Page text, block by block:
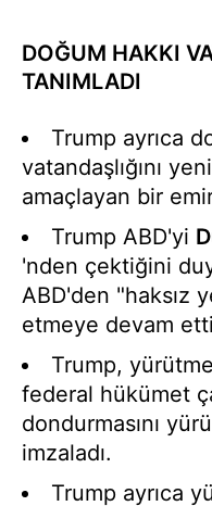
DOĞUM HAKKI
TANIMLADI
Trump ayrıca
vatandaşlığını
amaçlayan bir
Trump ABD'yi
'nden çektiğini
ABD'den "haksız
etmeye devam
Trump, yürütme
federal hükümet
dondurmasını
imzaladı.
Trump ayrıca